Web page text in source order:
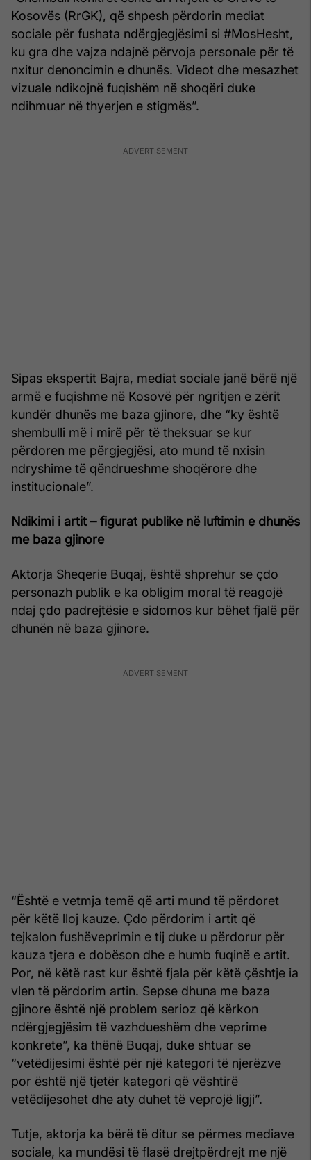
Kosovës (RrGK), që shpesh përdorin mediat
sociale për fushata ndërgjegjësimi si #MosHesht,
ku gra dhe vajza ndajnë përvoja personale për të
nxitur denoncimin e dhunës. Videot dhe mesazhet
vizuale ndikojnë fuqishëm në shoqëri duke
ndihmuar në thyerjen e stigmës”.
Sipas ekspertit Bajra, mediat sociale janë bërë një
armë e fuqishme në Kosovë për ngritjen e zërit
kundër dhunës me baza gjinore, dhe “ky është
shembulli më i mirë për të theksuar se kur
përdoren me përgjegjësi, ato mund të nxisin
ndryshime të qëndrueshme shoqërore dhe
institucionale”.
Ndikimi i artit – figurat publike në luftimin e dhunës
me baza gjinore
Aktorja Sheqerie Buqaj, është shprehur se çdo
personazh publik e ka obligim moral të reagojë
ndaj çdo padrejtësie e sidomos kur bëhet fjalë për
dhunën në baza gjinore.
“Është e vetmja temë që arti mund të përdoret
për këtë lloj kauze. Çdo përdorim i artit që
tejkalon fushëveprimin e tij duke u përdorur për
kauza tjera e dobëson dhe e humb fuqinë e artit.
Por, në këtë rast kur është fjala për këtë çështje ia
vlen të përdorim artin. Sepse dhuna me baza
gjinore është një problem serioz që kërkon
ndërgjegjësim të vazhdueshëm dhe veprime
konkrete”, ka thënë Buqaj, duke shtuar se
“vetëdijesimi është për një kategori të njerëzve
por është një tjetër kategori që vështirë
vetëdijesohet dhe aty duhet të veprojë ligji”.
Tutje, aktorja ka bërë të ditur se përmes mediave
sociale, ka mundësi të flasë drejtpërdrejt me një